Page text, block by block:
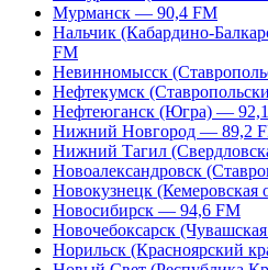
Мурманск — 90,4 FM
Нальчик (Кабардино-
FM
Невинномысск
Нефтекумск
Нефтеюганск (Югра) —
Нижний Новгород — 89,2
Нижний Тагил
Новоалександровск
Новокузнецк (Кемеровская
Новосибирск — 94,6 FM
Новочебоксарск
Норильск (Красноярский